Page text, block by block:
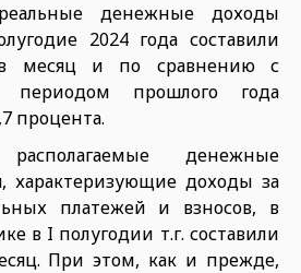
денежные доходы
2024 года составили
месяц и по сравнению с
периодом прошлого года
процента.
денежные
характеризующие доходы за
платежей и взносов, в
в I полугодии т.г. составили
При этом, как и прежде,